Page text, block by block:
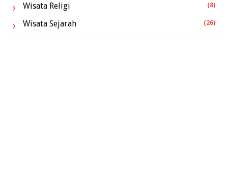
Wisata Religi (8)
Wisata Sejarah (26)